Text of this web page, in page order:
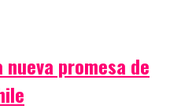
promesa de